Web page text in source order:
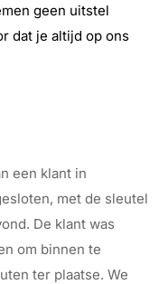
geen uitstel
dat je altijd op ons
een klant in
met de sleutel
De klant was
om binnen te
ter plaatse. We